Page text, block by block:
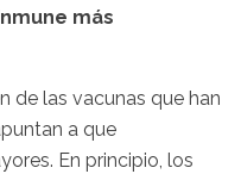
más
de las vacunas que han
a que
En principio, los